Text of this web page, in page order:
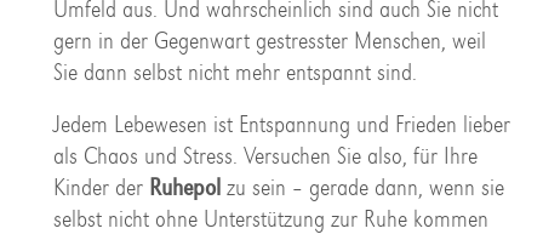
Umfeld aus. Und wahrscheinlich sind auch Sie nicht
gern in der Gegenwart gestresster Menschen, weil
Sie dann selbst nicht mehr entspannt sind.
Jedem Lebewesen ist Entspannung und Frieden lieber
als Chaos und Stress. Versuchen Sie also, für Ihre
Kinder der Ruhepol zu sein – gerade dann, wenn sie
selbst nicht ohne Unterstützung zur Ruhe kommen